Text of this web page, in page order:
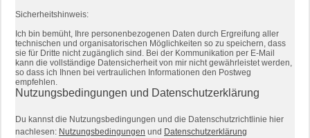
Sicherheitshinweis:
Ich bin bemüht, Ihre personenbezogenen Daten durch Ergreifung aller
technischen und organisatorischen Möglichkeiten so zu speichern, dass
sie für Dritte nicht zugänglich sind. Bei der Kommunikation per E-Mail
kann die vollständige Datensicherheit von mir nicht gewährleistet werden,
so dass ich Ihnen bei vertraulichen Informationen den Postweg
empfehlen.
Nutzungsbedingungen und Datenschutzerklärung
Du kannst die Nutzungsbedingungen und die Datenschutzrichtlinie hier
nachlesen: Nutzungsbedingungen und Datenschutzerklärung